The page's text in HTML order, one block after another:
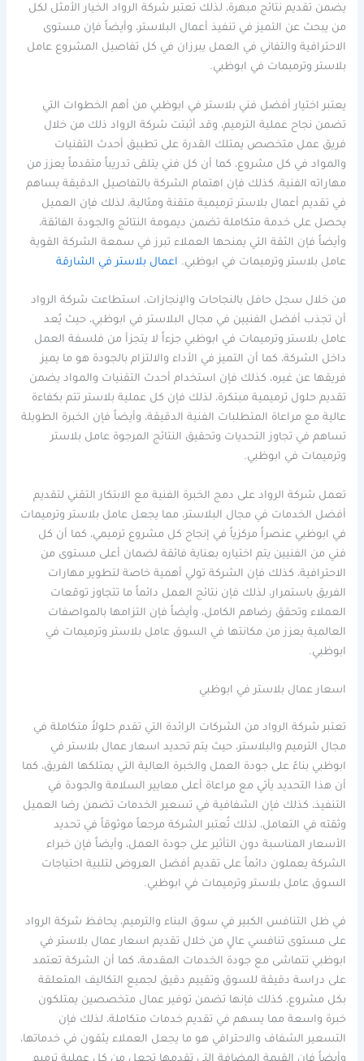
يضمن تقديم نتائج مبهرة، لذلك تعتبر شركة الرواد الخيار الأمثل لكل
من يبحث عن التميز في تنفيذ أعمال البلاستر، وأيضاً فإن مستوى
الاحترافية والتفاني في العمل يبرزان في كل تفاصيل المشروع عامل
بلاستر وترميمات في ابوظبي.
يعتبر اختيار أفضل فني بلاستر في ابوظبي من أهم الخطوات التي
تضمن نجاح عملية الترميم، وقد أثبتت شركة الرواد ذلك من خلال
فريق عمل متخصص يمتلك القدرة على تطبيق أحدث التقنيات
والمواد في كل مشروع، كما أن كل فني يتلقى تدريباً متقدماً يعزز من
مهاراته الفنية، كذلك فإن اهتمام الشركة بالتفاصيل الدقيقة يساهم
في تقديم أعمال بلاستر ترميمية متقنة ومثالية، لذلك فإن العميل
يحصل على خدمة متكاملة تضمن ديمومة النتائج والجودة الفائقة،
وأيضاً فإن الثقة التي يمنحها العملاء تبرز في سمعة الشركة القوية
عامل بلاستر وترميمات في ابوظبي. اعمال بلاستر في الشارقة
من خلال سجل حافل بالنجاحات والإنجازات، استطاعت شركة الرواد
أن تجذب أفضل الفنيين في مجال البلاستر في ابوظبي، حيث يُعد
عامل بلاستر وترميمات في ابوظبي جزءاً لا يتجزأ من فلسفة العمل
داخل الشركة، كما أن التميز في الأداء والالتزام بالجودة هو ما يميز
فريقها عن غيره، كذلك فإن استخدام أحدث التقنيات والمواد يضمن
تقديم حلول ترميمية مبتكرة، لذلك فإن كل عملية بلاستر تتم بكفاءة
عالية مع مراعاة المتطلبات الفنية الدقيقة، وأيضاً فإن الخبرة الطويلة
تساهم في تجاوز التحديات وتحقيق النتائج المرجوة عامل بلاستر
وترميمات في ابوظبي.
تعمل شركة الرواد على دمج الخبرة الفنية مع الابتكار التقني لتقديم
أفضل الخدمات في مجال البلاستر، مما يجعل عامل بلاستر وترميمات
في ابوظبي عنصراً مركزياً في إنجاح كل مشروع ترميمي، كما أن كل
فني من الفنيين يتم اختياره بعناية فائقة لضمان أعلى مستوى من
الاحترافية، كذلك فإن الشركة تولي أهمية خاصة لتطوير مهارات
الفريق باستمرار، لذلك فإن نتائج العمل دائماً ما تتجاوز توقعات
العملاء وتحقق رضاهم الكامل، وأيضاً فإن التزامها بالمواصفات
العالمية يعزز من مكانتها في السوق عامل بلاستر وترميمات في
ابوظبي.
اسعار عمال بلاستر في ابوظبي
تعتبر شركة الرواد من الشركات الرائدة التي تقدم حلولاً متكاملة في
مجال الترميم والبلاستر، حيث يتم تحديد اسعار عمال بلاستر في
ابوظبي بناءً على جودة العمل والخبرة العالية التي يمتلكها الفريق، كما
أن هذا التحديد يأتي مع مراعاة أعلى معايير السلامة والجودة في
التنفيذ، كذلك فإن الشفافية في تسعير الخدمات تضمن رضا العميل
وثقته في التعامل، لذلك تُعتبر الشركة مرجعاً موثوقاً في تحديد
الأسعار المناسبة دون التأثير على جودة العمل، وأيضاً فإن خبراء
الشركة يعملون دائماً على تقديم أفضل العروض لتلبية احتياجات
السوق عامل بلاستر وترميمات في ابوظبي.
في ظل التنافس الكبير في سوق البناء والترميم، يحافظ شركة الرواد
على مستوى تنافسي عالٍ من خلال تقديم اسعار عمال بلاستر في
ابوظبي تتماشى مع جودة الخدمات المقدمة، كما أن الشركة تعتمد
على دراسة دقيقة للسوق وتقييم دقيق لجميع التكاليف المتعلقة
بكل مشروع، كذلك فإنها تضمن توفير عمال متخصصين يمتلكون
خبرة واسعة مما يسهم في تقديم خدمات متكاملة، لذلك فإن
التسعير الشفاف والاحترافي هو ما يجعل العملاء يثقون في خدماتها،